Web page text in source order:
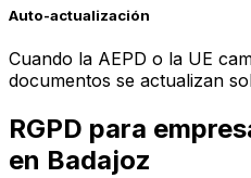
Auto-actualización
Cuando la AEPD o la UE
documentos se actualizan
RGPD para
en Badajoz